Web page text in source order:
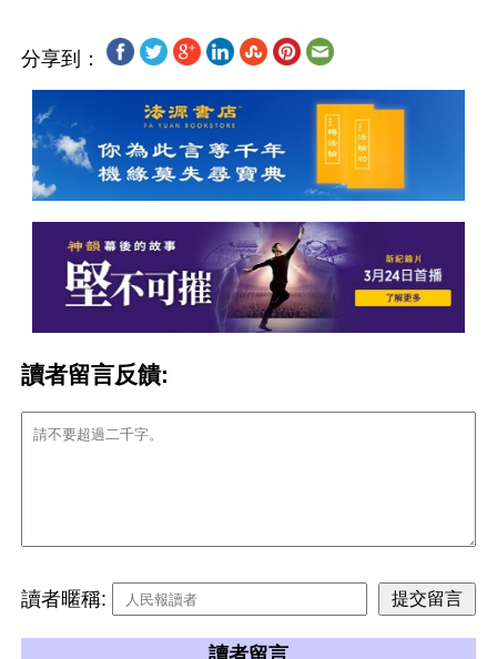
分享到：
讀者留言反饋:
讀者暱稱:
讀者留言